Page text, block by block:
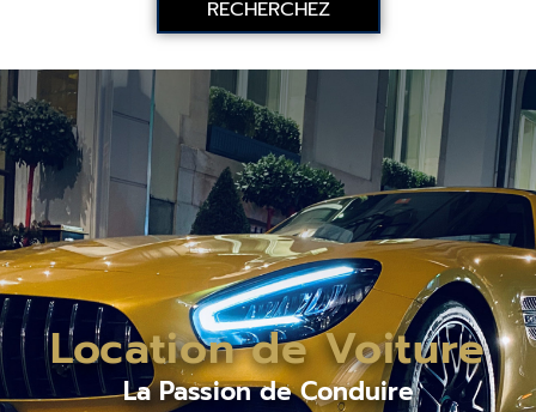
RECHERCHEZ
Location de Voiture
La Passion de Conduire